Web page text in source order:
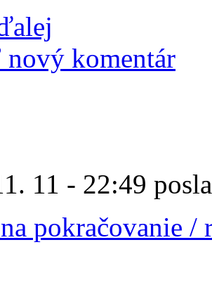
komentár
11 - 22:49
pokračovanie /